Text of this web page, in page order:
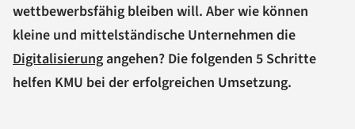
wettbewerbsfähig bleiben will. Aber wie können
kleine und mittelständische Unternehmen die
Digitalisierungangehen? Die folgenden 5 Schritte
helfen KMU bei der erfolgreichen Umsetzung.